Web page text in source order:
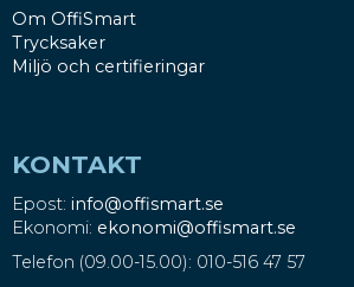
Om OffiSmart
Trycksaker
Miljö och certifieringar
KONTAKT
Epost: info@offismart.se
Ekonomi: ekonomi@offismart.se
Telefon (09.00-15.00): 010-516 47 57